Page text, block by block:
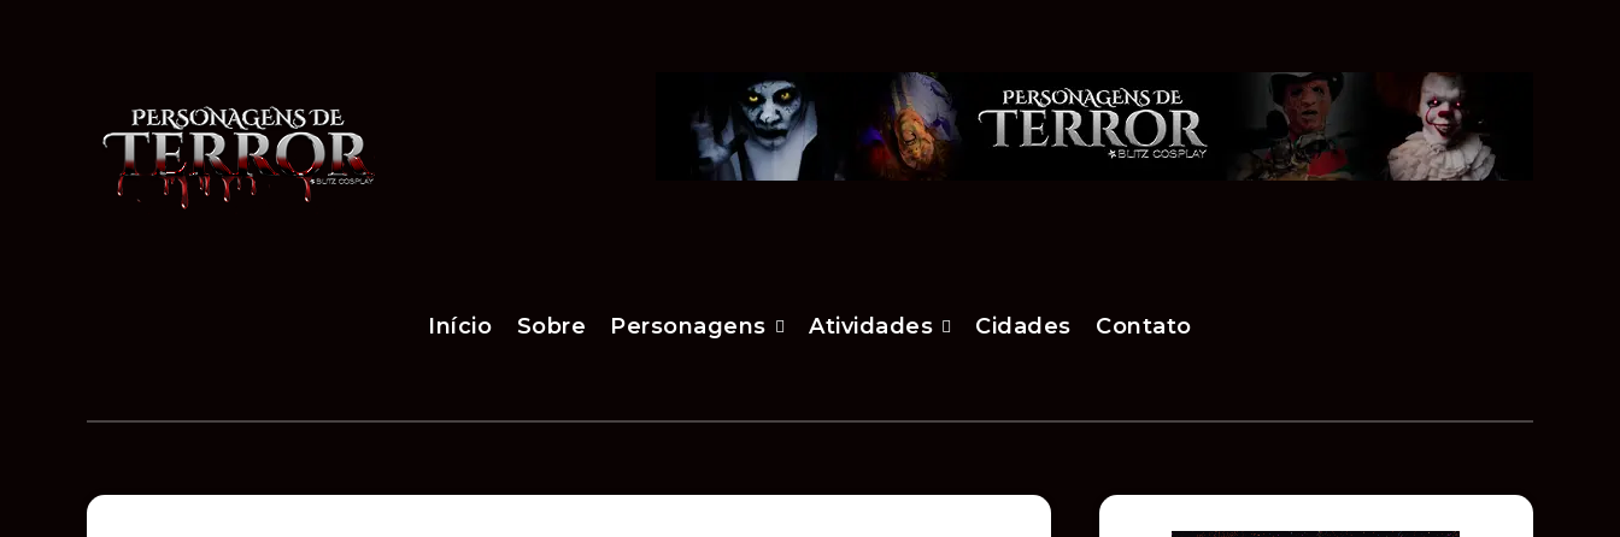
Início Sobre Personagens Atividades Cidades Contato